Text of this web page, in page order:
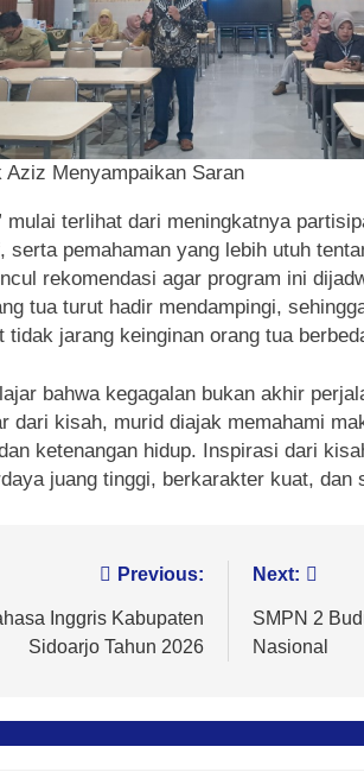
Aziz Menyampaikan Saran
mulai terlihat dari meningkatnya
serta pemahaman yang lebih utuh
rekomendasi agar program ini
tua turut hadir mendampingi,
jarang keinginan orang tua
bahwa kegagalan bukan akhir
dari kisah, murid diajak memahami
ketenangan hidup. Inspirasi dari
juang tinggi, berkarakter kuat, dan
Previous:
Inggris Kabupaten
Sidoarjo Tahun 2026
Next:
SMPN 2
Nasional